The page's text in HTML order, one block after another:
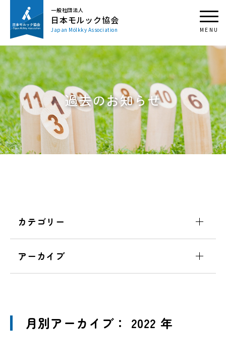
一般社団法人
日本モルック協会
Japan Mölkky Association
過去のお知らせ
月別アーカイブ： 2022 年
カテゴリー
アーカイブ